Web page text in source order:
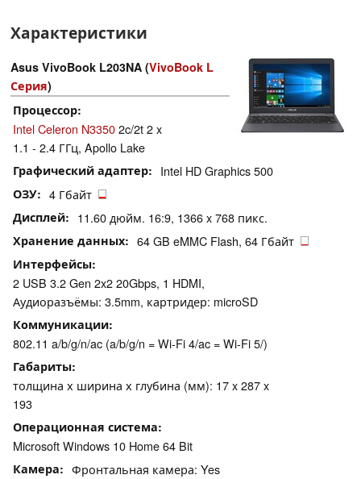
Характеристики
Asus VivoBook L203NA (VivoBook L
Серия)
Процессор
Intel Celeron N33502c/2t 2 x
1.1 - 2.4 ГГц, Apollo Lake
Графический адаптер Intel HD Graphics 500
ОЗУ 4 Гбайт
Дисплей 11.60 дюйм. 16:9, 1366 x 768 пикс.
Хранение данных 64 GB eMMC Flash, 64 Гбайт
Интерфейсы
2 USB 3.2 Gen 2x2 20Gbps, 1 HDMI,
Аудиоразъёмы: 3.5mm, картридер: microSD
Коммуникации
802.11 a/b/g/n/ac (a/b/g/n = Wi-Fi 4/ac = Wi-Fi 5/)
Габариты
толщина х ширина х глубина (мм): 17 x 287 x
193
Операционная система
Microsoft Windows 10 Home 64 Bit
Камера Фронтальная камера: Yes